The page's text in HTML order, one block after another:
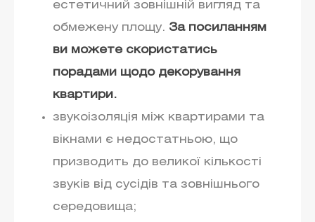
естетичний зовнішній вигляд та
обмежену площу. За посиланням
ви можете скористатись
порадами щодо декорування
квартири.
звукоізоляція між квартирами та
вікнами є недостатньою, що
призводить до великої кількості
звуків від сусідів та зовнішнього
середовища;